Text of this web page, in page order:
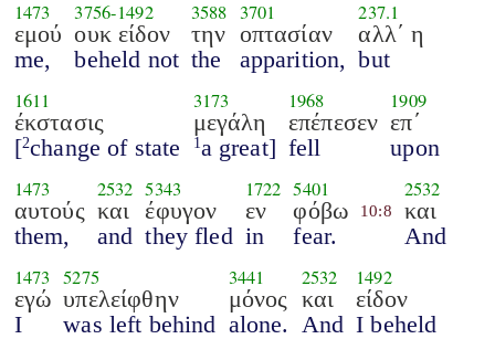
1473
εμού
me,
3756-1492
ουκ είδον
beheld not
3588
την
the
3701
οπτασίαν
apparition,
237.1
αλλ΄ η
but
1611
έκστασις
[2change of state
3173
μεγάλη
1 a great]
1968
επέπεσεν
fell
1909
επ΄
upon
1473
αυτούς
them,
2532
και
and
5343
έφυγον
they fled
1722
εν
in
5401
φόβω
fear.
10:8
2532
και
And
1473
εγώ
I
5275
υπελείφθην
was left behind
3441
μόνος
alone.
2532
και
And
1492
είδον
I beheld